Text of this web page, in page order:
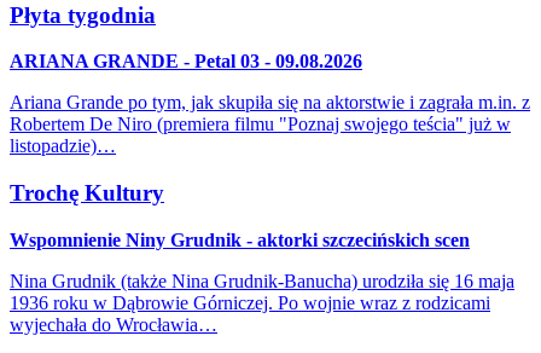
Płyta tygodnia
ARIANA GRANDE - Petal 03 - 09.08.2026
Ariana Grande po tym, jak skupiła się na aktorstwie i zagrała m.in. z
Robertem De Niro (premiera filmu "Poznaj swojego teścia" już w
listopadzie)…
Trochę Kultury
Wspomnienie Niny Grudnik - aktorki szczecińskich scen
Nina Grudnik (także Nina Grudnik-Banucha) urodziła się 16 maja
1936 roku w Dąbrowie Górniczej. Po wojnie wraz z rodzicami
wyjechała do Wrocławia…